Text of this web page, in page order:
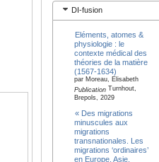
DI-fusion
Eléments, atomes &
physiologie : le
contexte médical des
théories de la matière
(1567-1634)
par Moreau, Elisabeth
PublicationTurnhout,
Brepols, 2029
« Des migrations
minuscules aux
migrations
transnationales. Les
migrations ‘ordinaires’
en Europe, Asie,